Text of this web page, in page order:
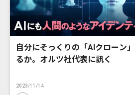
自分にそっくりの「AIクローン
るか。オルツ社代表に訊く
2023/11/14